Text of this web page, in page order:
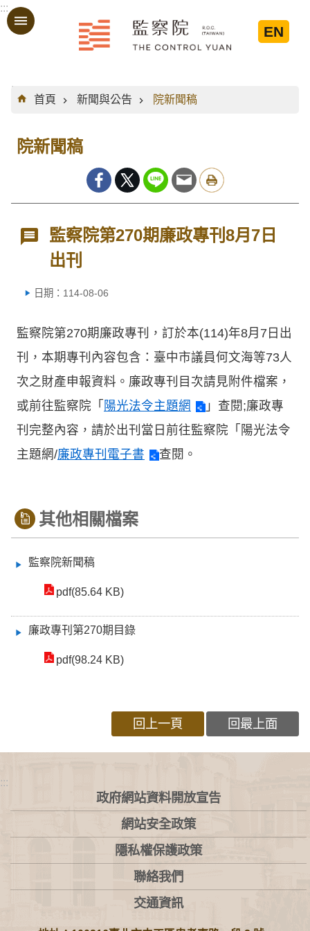
跳到主要內容區塊
:::
EN
:::
首頁
新聞與公告 院新聞稿
院新聞稿
監察院第270期廉政專刊8月7日
出刊
日期：114-08-06
監察院第270期廉政專刊，訂於本(114)年8月7日出
刊，本期專刊內容包含：臺中市議員何文海等73人
次之財產申報資料。廉政專刊目次請見附件檔案，
或前往監察院「 陽光法令主題網
」查閱;廉政專
刊完整內容，請於出刊當日前往監察院「陽光法令
主題網/廉政專刊電子書 查閱。
其他相關檔案
監察院新聞稿
pdf(85.64 KB)
廉政專刊第270期目錄
pdf(98.24 KB)
回上一頁 回最上面
:::
政府網站資料開放宣告
網站安全政策
隱私權保護政策
聯絡我們
交通資訊